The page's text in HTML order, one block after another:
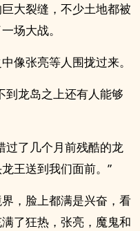
大裂缝，不少土地都被
场大战。
像张亮等人围拢过来。
到龙岛之上还有人能够
过了几个月前残酷的龙
王送到我们面前。”
，脸上都满是兴奋，看
了狂热，张亮，魔鬼和